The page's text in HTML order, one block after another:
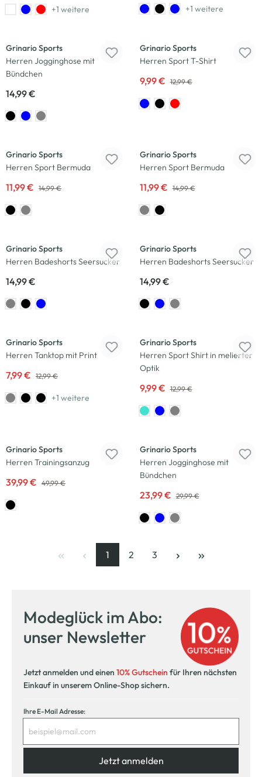
+1 weitere +1 weitere
Grinario Sports
Herren Jogginghose mit
Bündchen
14,99 €
Grinario Sports
Herren Sport T-Shirt
9,99 € 12,99 €
Grinario Sports
Herren Sport Bermuda
11,99 € 14,99 €
Grinario Sports
Herren Sport Bermuda
11,99 € 14,99 €
Grinario Sports
Herren Badeshorts Seersucker
14,99 €
Grinario Sports
Herren Badeshorts Seersucker
14,99 €
Grinario Sports
Herren Tanktop mit Print
7,99 € 12,99 €
+1 weitere
Grinario Sports
Herren Sport Shirt in melierter
Optik
9,99 € 12,99 €
Grinario Sports
Herren Trainingsanzug
39,99 € 49,99 €
Grinario Sports
Herren Jogginghose mit
Bündchen
23,99 € 29,99 €
Seite
1
, aktuelle Seite
Seite
2
Seite
3
Modeglück im Abo:
unser Newsletter
Jetzt anmelden und einen 10% Gutschein für Ihren nächsten
Einkauf in unserem Online-Shop sichern.
Ihre E-Mail Adresse:
Jetzt anmelden